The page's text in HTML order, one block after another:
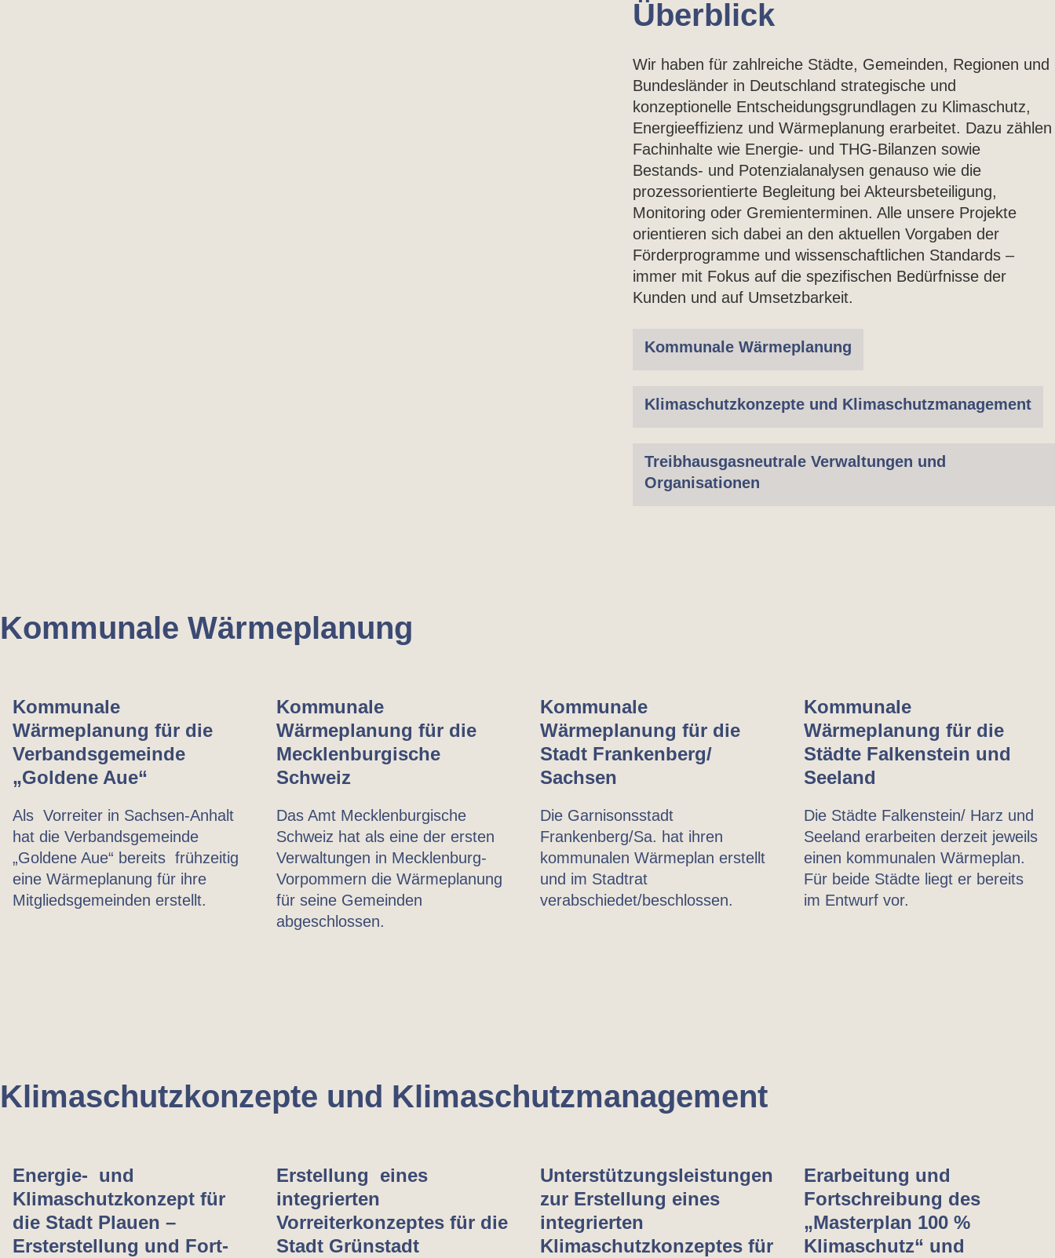
Überblick
Wir haben für zahlreiche Städte, Gemeinden, Regionen und
Bundesländer in Deutschland strategische und
konzeptionelle Entscheidungsgrundlagen zu Klimaschutz,
Energieeffizienz und Wärmeplanung erarbeitet. Dazu zählen
Fachinhalte wie Energie- und THG-Bilanzen sowie
Bestands- und Potenzialanalysen genauso wie die
prozessorientierte Begleitung bei Akteursbeteiligung,
Monitoring oder Gremienterminen. Alle unsere Projekte
orientieren sich dabei an den aktuellen Vorgaben der
Förderprogramme und wissenschaftlichen Standards –
immer mit Fokus auf die spezifischen Bedürfnisse der
Kunden und auf Umsetzbarkeit.
Kommunale Wärmeplanung
Klimaschutzkonzepte und Klimaschutzmanagement
Treibhausgasneutrale Verwaltungen und
Organisationen
Kommunale Wärmeplanung
Kommunale
Wärmeplanung für die
Verbands­gemeinde
„Goldene Aue“
Als Vorreiter in Sachsen-Anhalt
hat die Verbandsgemeinde
„Goldene Aue“ bereits frühzeitig
eine Wärmeplanung für ihre
Mitgliedsgemeinden erstellt.
Kommunale
Wärmeplanung für die
Mecklenburgische
Schweiz
Das Amt Mecklenburgische
Schweiz hat als eine der ersten
Verwaltungen in Mecklenburg-
Vorpommern die Wärmeplanung
für seine Gemeinden
abgeschlossen.
Kommunale
Wärmeplanung für die
Stadt Frankenberg/
Sachsen
Die Garnisonsstadt
Frankenberg/Sa. hat ihren
kommunalen Wärmeplan erstellt
und im Stadtrat
verabschiedet/beschlossen.
Kommunale
Wärmeplanung für die
Städte Falkenstein und
Seeland
Die Städte Falkenstein/ Harz und
Seeland erarbeiten derzeit jeweils
einen kommunalen Wärmeplan.
Für beide Städte liegt er bereits
im Entwurf vor.
Klimaschutz­konzepte und Klimaschutz­management
Energie- und
Klimaschutzkonzept für
die Stadt Plauen –
Ersterstellung und Fort­
Erstellung eines
integrierten
Vorreiterkonzeptes für die
Stadt Grünstadt
Unterstützungs­leistungen
zur Erstellung eines
integrierten
Klimaschutzkonzeptes für
Erarbeitung und
Fortschreibung des
„Masterplan 100 %
Klimaschutz“ und